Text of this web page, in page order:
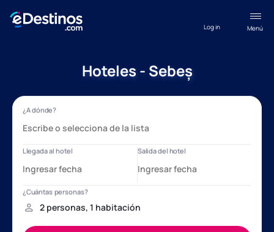
Menú
Log in
Hoteles - Sebeș